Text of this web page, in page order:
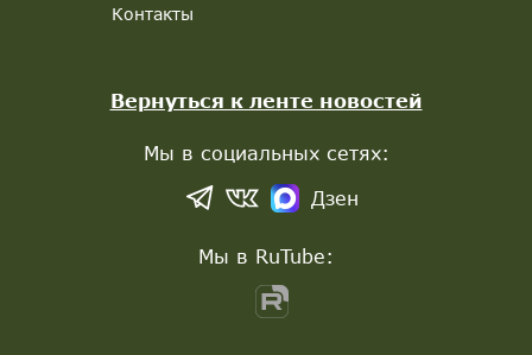
Контакты
Вернуться к ленте новостей
Мы в социальных сетях:
Дзен
Мы в RuTube: